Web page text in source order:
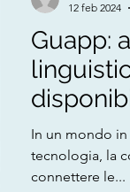
Guapp:
In un mondo
tecnologia, la
connettere le...
12 feb 2024